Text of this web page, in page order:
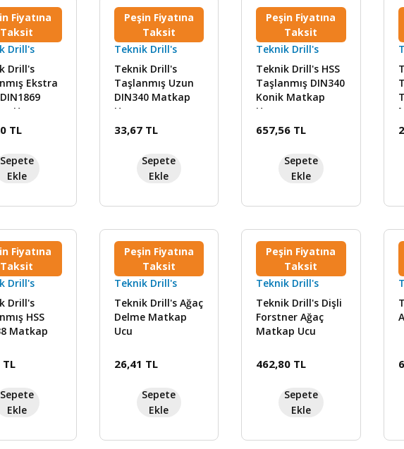
Fiyatına
Taksit
Drill's
Drill's
Ekstra
Ucu
TL
Sepete
Ekle
Peşin Fiyatına
Taksit
Teknik Drill's
Teknik Drill's
Taşlanmış Uzun
DIN340 Matkap
Ucu
33,67 TL
Sepete
Ekle
Peşin Fiyatına
Taksit
Teknik Drill's
Teknik Drill's HSS
Taşlanmış DIN340
Konik Matkap
Ucu
657,56 TL
Sepete
Ekle
Fiyatına
Taksit
Drill's
Drill's
HSS
Matkap
TL
Sepete
Ekle
Peşin Fiyatına
Taksit
Teknik Drill's
Teknik Drill's Ağaç
Delme Matkap
Ucu
26,41 TL
Sepete
Ekle
Peşin Fiyatına
Taksit
Teknik Drill's
Teknik Drill's Dişli
Forstner Ağaç
Matkap Ucu
462,80 TL
Sepete
Ekle